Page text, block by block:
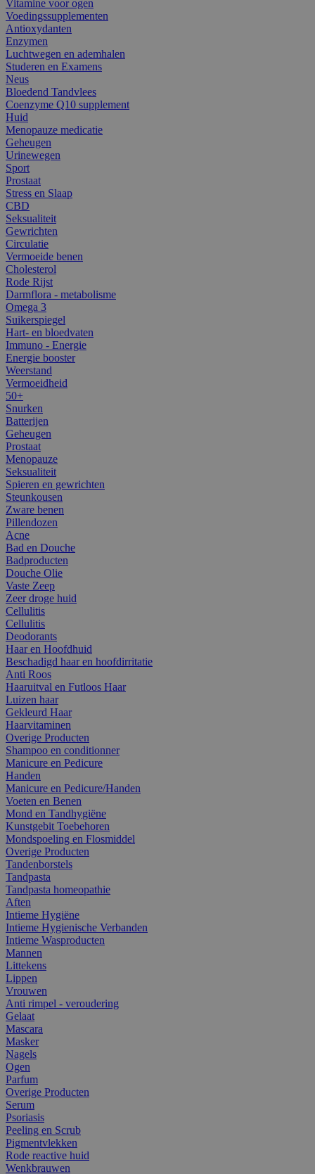
Vitamine voor ogen
Voedingssupplementen
Antioxydanten
Enzymen
Luchtwegen en ademhalen
Studeren en Examens
Neus
Bloedend Tandvlees
Coenzyme Q10 supplement
Huid
Menopauze medicatie
Geheugen
Urinewegen
Sport
Prostaat
Stress en Slaap
CBD
Seksualiteit
Gewrichten
Circulatie
Vermoeide benen
Cholesterol
Rode Rijst
Darmflora - metabolisme
Omega 3
Suikerspiegel
Hart- en bloedvaten
Immuno - Energie
Energie booster
Weerstand
Vermoeidheid
50+
Snurken
Batterijen
Geheugen
Prostaat
Menopauze
Seksualiteit
Spieren en gewrichten
Steunkousen
Zware benen
Pillendozen
Acne
Bad en Douche
Badproducten
Douche Olie
Vaste Zeep
Zeer droge huid
Cellulitis
Cellulitis
Deodorants
Haar en Hoofdhuid
Beschadigd haar en hoofdirritatie
Anti Roos
Haaruitval en Futloos Haar
Luizen haar
Gekleurd Haar
Haarvitaminen
Overige Producten
Shampoo en conditionner
Manicure en Pedicure
Handen
Manicure en Pedicure/Handen
Voeten en Benen
Mond en Tandhygiëne
Kunstgebit Toebehoren
Mondspoeling en Flosmiddel
Overige Producten
Tandenborstels
Tandpasta
Tandpasta homeopathie
Aften
Intieme Hygiëne
Intieme Hygienische Verbanden
Intieme Wasproducten
Mannen
Littekens
Lippen
Vrouwen
Anti rimpel - veroudering
Gelaat
Mascara
Masker
Nagels
Ogen
Parfum
Overige Producten
Serum
Psoriasis
Peeling en Scrub
Pigmentvlekken
Rode reactive huid
Wenkbrauwen